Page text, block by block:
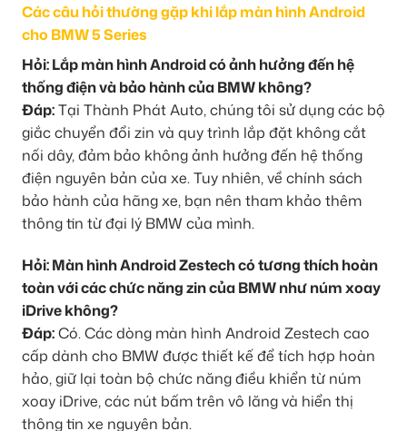
Các câu hỏi thường gặp khi lắp màn hình Android
cho BMW 5 Series
Hỏi: Lắp màn hình Android có ảnh hưởng đến hệ
thống điện và bảo hành của BMW không?
Đáp:Tại Thành Phát Auto, chúng tôi sử dụng các bộ
giắc chuyển đổi zin và quy trình lắp đặt không cắt
nối dây, đảm bảo không ảnh hưởng đến hệ thống
điện nguyên bản của xe. Tuy nhiên, về chính sách
bảo hành của hãng xe, bạn nên tham khảo thêm
thông tin từ đại lý BMW của mình.
Hỏi: Màn hình Android Zestech có tương thích hoàn
toàn với các chức năng zin của BMW như núm xoay
iDrive không?
Đáp:Có. Các dòng màn hình Android Zestech cao
cấp dành cho BMW được thiết kế để tích hợp hoàn
hảo, giữ lại toàn bộ chức năng điều khiển từ núm
xoay iDrive, các nút bấm trên vô lăng và hiển thị
thông tin xe nguyên bản.